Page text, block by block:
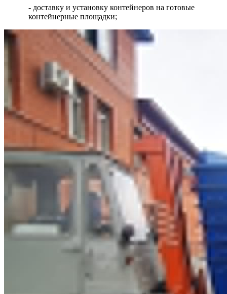
- доставку и установку контейнеров на готовые
контейнерные площадки;